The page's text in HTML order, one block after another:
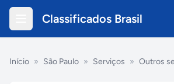
Classificados Brasil
Início » São Paulo » Serviços » Outros